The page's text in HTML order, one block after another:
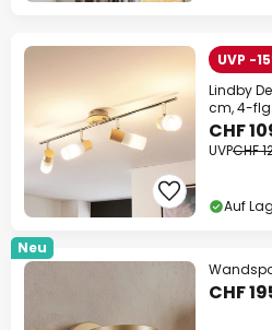
UVP -
Lindby
cm, 4-
CHF
UVPCHF
Auf
Neu
CHF